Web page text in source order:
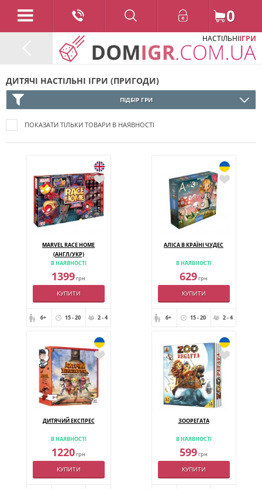
0
НАСТІЛЬНІІГРИ
ДИТЯЧІ НАСТІЛЬНІ ІГРИ (ПРИГОДИ)
ПІДБІР ГРИ
ПОКАЗАТИ ТІЛЬКИ ТОВАРИ В НАЯВНОСТІ
MARVEL RACE HOME
(АНГЛ/УКР)
В НАЯВНОСТІ
1399грн
КУПИТИ
6+ 15 - 20 2 - 4
АЛІСА В КРАЇНІ ЧУДЕС
В НАЯВНОСТІ
629грн
КУПИТИ
6+ 15 - 20 2 - 4
ДИТЯЧИЙ ЕКСПРЕС
В НАЯВНОСТІ
1220грн
КУПИТИ
ЗООРЕГАТА
В НАЯВНОСТІ
599грн
КУПИТИ